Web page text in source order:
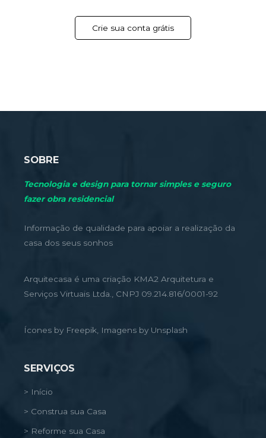
Crie sua conta grátis
SOBRE
Tecnologia e design para tornar simples e seguro
fazer obra residencial
Informação de qualidade para apoiar a realização da
casa dos seus sonhos
Arquitecasa é uma criação KMA2 Arquitetura e
Serviços Virtuais Ltda., CNPJ 09.214.816/0001-92
Ícones by Freepik, Imagens by Unsplash
SERVIÇOS
> Início
> Construa sua Casa
> Reforme sua Casa